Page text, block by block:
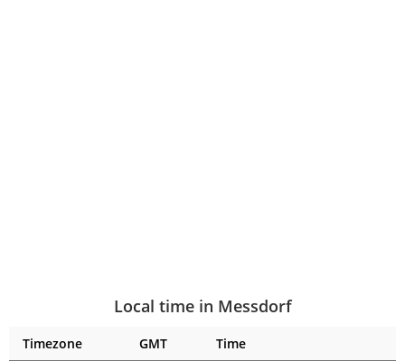
Local time in Messdorf
Timezone GMT
Time